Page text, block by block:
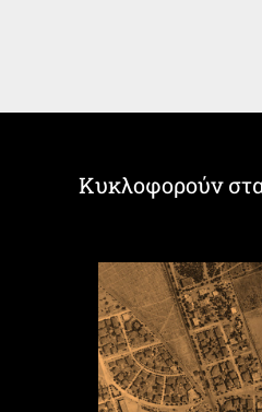
Κυκλοφορούν